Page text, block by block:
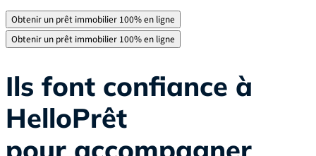
Obtenir un prêt immobilier 100% en ligne
Obtenir un prêt immobilier 100% en ligne
Ils font confiance à
HelloPrêt